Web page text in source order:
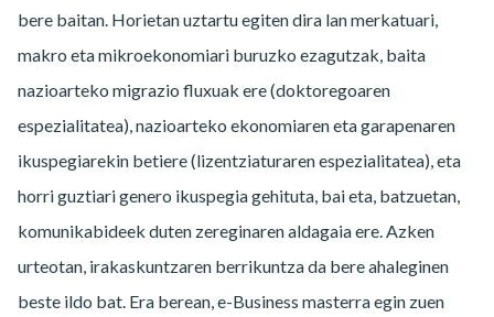
bere baitan. Horietan uztartu egiten dira lan merkatuari,
makro eta mikroekonomiari buruzko ezagutzak, baita
nazioarteko migrazio fluxuak ere (doktoregoaren
espezialitatea), nazioarteko ekonomiaren eta garapenaren
ikuspegiarekin betiere (lizentziaturaren espezialitatea), eta
horri guztiari genero ikuspegia gehituta, bai eta, batzuetan,
komunikabideek duten zereginaren aldagaia ere. Azken
urteotan, irakaskuntzaren berrikuntza da bere ahaleginen
beste ildo bat. Era berean, e-Business masterra egin zuen